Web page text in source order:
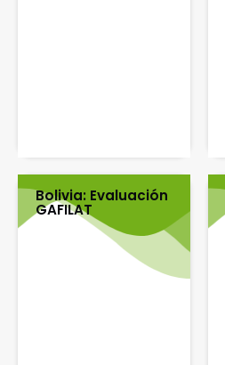
Bolivia: Evaluación
GAFILAT